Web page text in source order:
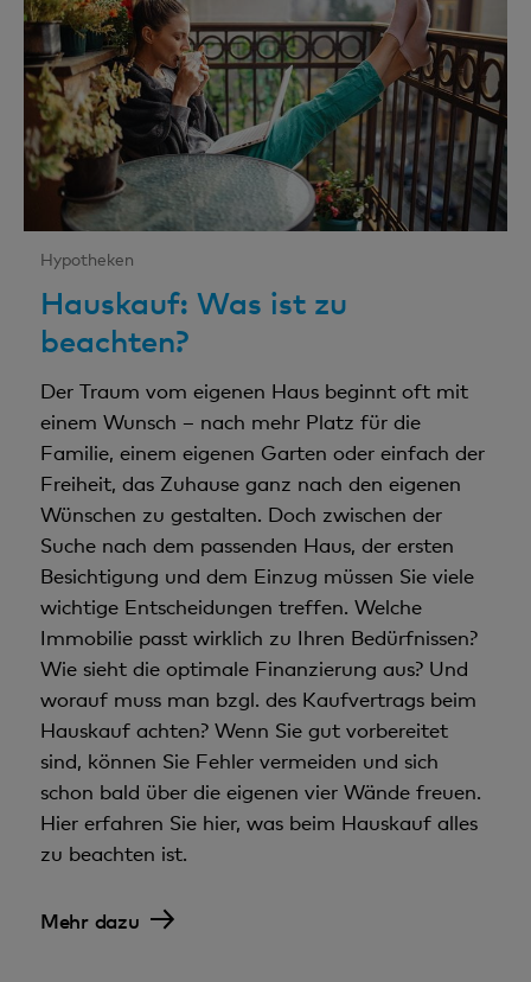
Hypotheken
Hauskauf: Was ist zu
beachten?
Der Traum vom eigenen Haus beginnt oft mit
einem Wunsch – nach mehr Platz für die
Familie, einem eigenen Garten oder einfach der
Freiheit, das Zuhause ganz nach den eigenen
Wünschen zu gestalten. Doch zwischen der
Suche nach dem passenden Haus, der ersten
Besichtigung und dem Einzug müssen Sie viele
wichtige Entscheidungen treffen. Welche
Immobilie passt wirklich zu Ihren Bedürfnissen?
Wie sieht die optimale Finanzierung aus? Und
worauf muss man bzgl. des Kaufvertrags beim
Hauskauf achten? Wenn Sie gut vorbereitet
sind, können Sie Fehler vermeiden und sich
schon bald über die eigenen vier Wände freuen.
Hier erfahren Sie hier, was beim Hauskauf alles
zu beachten ist.
Mehr dazu